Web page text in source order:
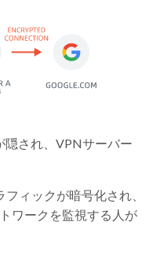
隠され、VPNサーバー
ィックが暗号化され、
ワークを監視する人が